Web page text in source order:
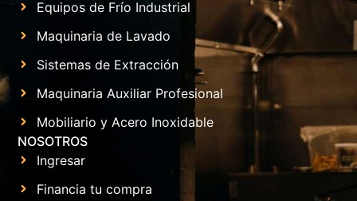
Equipos de Frío Industrial
Maquinaria de Lavado
Sistemas de Extracción
Maquinaria Auxiliar Profesional
Mobiliario y Acero Inoxidable
NOSOTROS
Ingresar
Financia tu compra